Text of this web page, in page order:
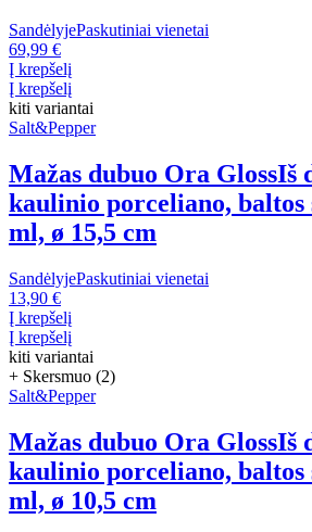
SandėlyjePaskutiniai vienetai
69,99 €
Į krepšelį
Į krepšelį
kiti variantai
Salt&Pepper
Mažas dubuo Ora GlossIš
kaulinio porceliano, baltos
ml, ø 15,5 cm
SandėlyjePaskutiniai vienetai
13,90 €
Į krepšelį
Į krepšelį
kiti variantai
+ Skersmuo (2)
Salt&Pepper
Mažas dubuo Ora GlossIš
kaulinio porceliano, baltos
ml, ø 10,5 cm